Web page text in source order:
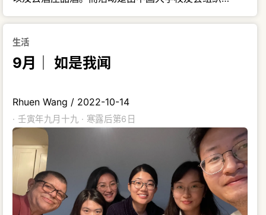
生活
9月｜ 如是我闻
Rhuen Wang / 2022-10-14
· 壬寅年九月十九 · 寒露后第6日